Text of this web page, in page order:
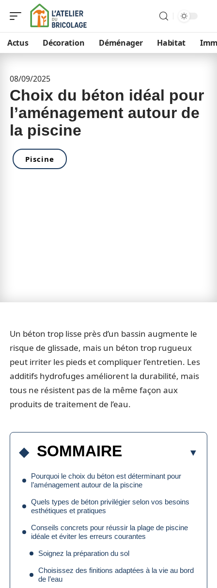
Actus Décoration Déménager Habitat
08/09/2025
Choix du béton idéal pour
l’aménagement autour de
la piscine
Piscine
Un béton trop lisse près d’un bassin augmente le
risque de glissade, mais un béton trop rugueux
peut irriter les pieds et compliquer l’entretien. Les
additifs hydrofuges améliorent la durabilité, mais
tous ne résistent pas de la même façon aux
produits de traitement de l’eau.
SOMMAIRE
Pourquoi le choix du béton est déterminant pour
l’aménagement autour de la piscine
Quels types de béton privilégier selon vos besoins
esthétiques et pratiques
Conseils concrets pour réussir la plage de piscine
idéale et éviter les erreurs courantes
Soignez la préparation du sol
Choisissez des finitions adaptées à la vie au bord
de l’eau